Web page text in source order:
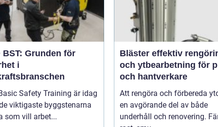
BST: Grunden för
i
Safety Training är idag
viktigaste byggstenarna
som vill arbet...
Bläster effektiv rengöring
och ytbearbetning för
och hantverkare
Att rengöra och förbereda
en avgörande del av både
underhåll och renovering.